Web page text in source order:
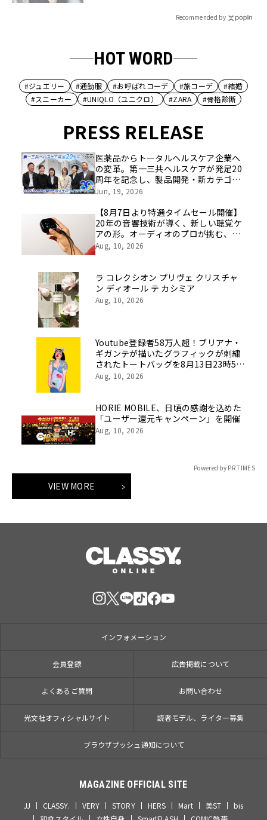
Recommended by
HOT WORD
#ジュエリー #通勤服 #お呼ばれコーデ #旅コーデ
#結婚
#スニーカー
#UNIQLO（ユニクロ） #ZARA #骨格診断
PRESS RELEASE
医薬品からトータルヘルスケア企業へ
の変革。第一三共ヘルスケアが発足20
周年を記念し、製品開発・新カテゴリ
挑戦の舞台や旧社統合時のエピソード
像を公開！
Jun, 19, 2026
【8月7日より特選タイムセール開催】
20年の音響技術が導く、新しい聴覚ケ
アの形。オーディオのプロが挑む、画
期的なスクリーン操作対応次世代スマ
Aug, 10, 2026
ラ コレクシオン プリヴェ クリスチャ
ン ディオール テ カシミア
Aug, 10, 2026
Youtube登録者58万人超！ブリアナ・
ギガンテが描いたグラフィックが刺繍
されたトートバッグを8月13日23時59
分まで期間限定で新発売！
Aug, 10, 2026
HORIE MOBILE、日頃の感謝を込めた
「ユーザー還元キャンペーン」を開催
Aug, 10, 2026
Powered by PR TIMES
VIEW MORE
インフォメーション
会員登録 広告掲載について
よくあるご質問 お問い合わせ
光文社オフィシャルサイト 読者モデル、ライター募集
ブラウザプッシュ通知について
MAGAZINE OFFICIAL SITE
JJ CLASSY. VERY STORY HERS Mart 美ST
bis